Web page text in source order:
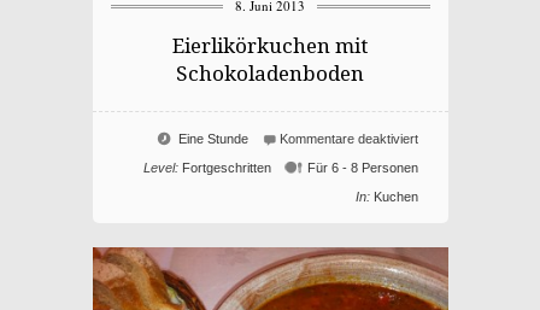
8. Juni 2013
Eierlikörkuchen mit
Schokoladenboden
Kommentare deaktiviertfür
Eierlikörkuchen
mit
Eine Stunde
Für 6 - 8 Personen
Level: Fortgeschritten
In: Kuchen